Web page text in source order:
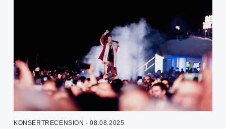
KONSERTRECENSION - 08.08.2025